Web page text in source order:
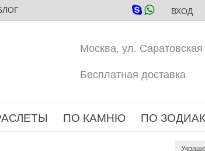
ВХОД
Москва, ул.
Бесплатная доставка
ПО КАМНЮ ПО